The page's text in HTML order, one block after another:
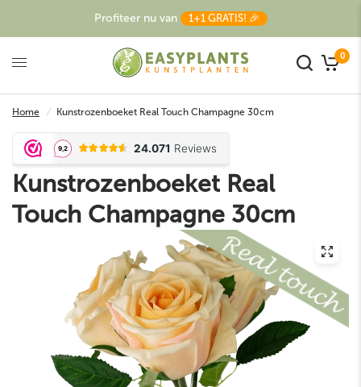
Profiteer nu van 1+1 GRATIS! 🎉
0
Home / Kunstrozenboeket Real Touch Champagne 30cm
Kunstrozenboeket Real
Touch Champagne 30cm